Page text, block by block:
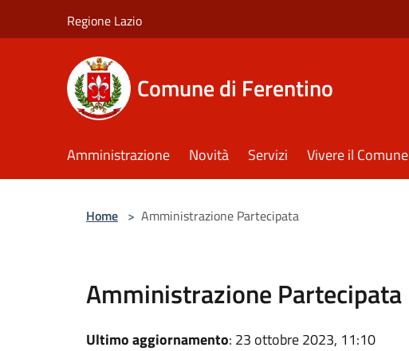
Regione Lazio
Comune di Ferentino
Amministrazione Novità Servizi Vivere il Comune
Home > Amministrazione Partecipata
Amministrazione Partecipata
Ultimo aggiornamento: 23 ottobre 2023, 11:10